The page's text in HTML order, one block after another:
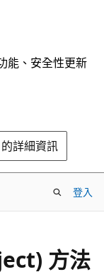
能、安全性更新
詳細資訊
登入
方法